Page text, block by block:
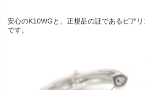
安心のK10WGと、正規品の証であるピア
です。